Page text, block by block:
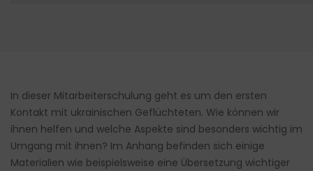
In dieser Mitarbeiterschulung geht es um den ersten
Kontakt mit ukrainischen Geflüchteten. Wie können wir
ihnen helfen und welche Aspekte sind besonders wichtig im
Umgang mit ihnen? Im Anhang befinden sich einige
Materialien wie beispielsweise eine Übersetzung wichtiger